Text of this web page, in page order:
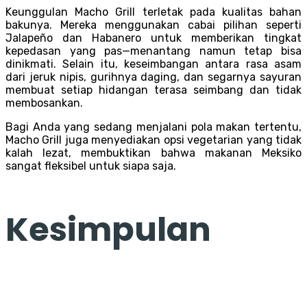
Keunggulan Macho Grill terletak pada kualitas bahan
bakunya. Mereka menggunakan cabai pilihan seperti
Jalapeño dan Habanero untuk memberikan tingkat
kepedasan yang pas—menantang namun tetap bisa
dinikmati. Selain itu, keseimbangan antara rasa asam
dari jeruk nipis, gurihnya daging, dan segarnya sayuran
membuat setiap hidangan terasa seimbang dan tidak
membosankan.
Bagi Anda yang sedang menjalani pola makan tertentu,
Macho Grill juga menyediakan opsi vegetarian yang tidak
kalah lezat, membuktikan bahwa makanan Meksiko
sangat fleksibel untuk siapa saja.
Kesimpulan